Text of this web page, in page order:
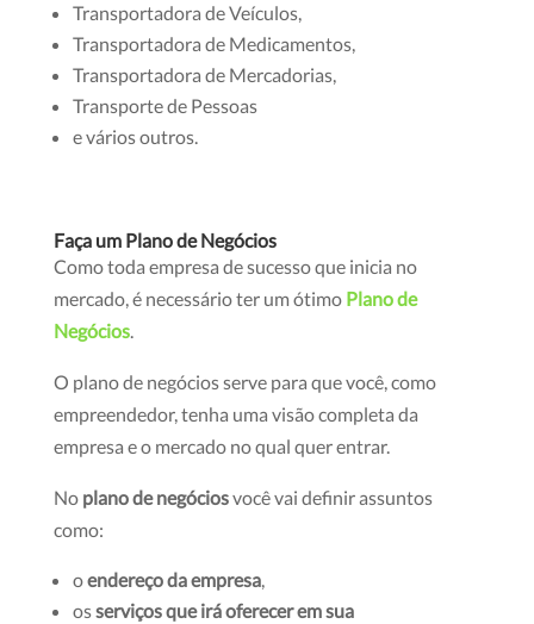
Transportadora de Veículos,
Transportadora de Medicamentos,
Transportadora de Mercadorias,
Transporte de Pessoas
e vários outros.
Faça um Plano de Negócios
Como toda empresa de sucesso que inicia no
mercado, é necessário ter um ótimo Plano de
Negócios.
O plano de negócios serve para que você, como
empreendedor, tenha uma visão completa da
empresa e o mercado no qual quer entrar.
No plano de negóciosvocê vai definir assuntos
como:
oendereço da empresa,
osserviços que irá oferecer em sua